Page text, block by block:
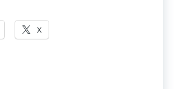
X